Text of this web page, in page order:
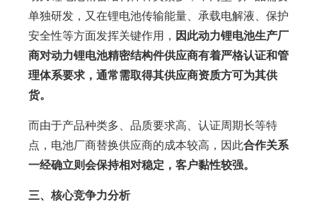
单独研发，又在锂电池传输能量、承载电解液、保护
安全性等方面发挥关键作用， 因此动力锂电池生产厂
商对动力锂电池精密结构件供应商有着严格认证和管
理体系要求，通常需取得其供应商资质方可为其供
货。
而由于产品种类多、品质要求高、认证周期长等特
点，电池厂商替换供应商的成本较高，因此合作关系
一经确立则会保持相对稳定，客户黏性较强。
三、核心竞争力分析